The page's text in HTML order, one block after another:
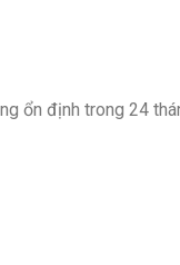
ổn định trong 24